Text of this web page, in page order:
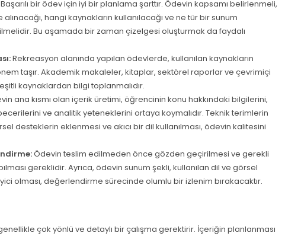
Başarılı bir ödev için iyi bir planlama şarttır. Ödevin kapsamı belirlenmeli,
alınacağı, hangi kaynakların kullanılacağı ve ne tür bir sunum
Bu aşamada bir zaman çizelgesi oluşturmak da faydalı
Rekreasyon alanında yapılan ödevlerde, kullanılan kaynakların
taşır. Akademik makaleler, kitaplar, sektörel raporlar ve çevrimiçi
kaynaklardan bilgi toplanmalıdır.
ana kısmı olan içerik üretimi, öğrencinin konu hakkındaki bilgilerini,
ve analitik yeteneklerini ortaya koymalıdır. Teknik terimlerin
desteklerin eklenmesi ve akıcı bir dil kullanılması, ödevin kalitesini
Ödevin teslim edilmeden önce gözden geçirilmesi ve gerekli
gereklidir. Ayrıca, ödevin sunum şekli, kullanılan dil ve görsel
olması, değerlendirme sürecinde olumlu bir izlenim bırakacaktır.
çok yönlü ve detaylı bir çalışma gerektirir. İçeriğin planlanması